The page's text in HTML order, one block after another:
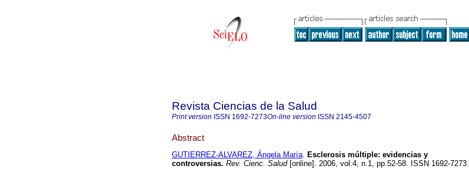
Revista Ciencias de la Salud
Print version ISSN 1692-7273On-line version ISSN 2145-4507
Abstract
GUTIERREZ-ALVAREZ, Ángela María. Esclerosis múltiple: evidencias y
controversias. Rev. Cienc. Salud[online]. 2006, vol.4, n.1, pp.52-58. ISSN 1692-7273.